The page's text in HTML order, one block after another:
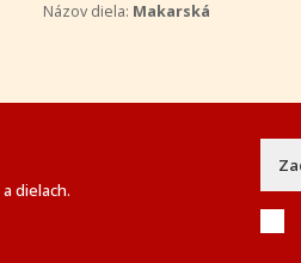
Názov diela: Makarská
dielach.